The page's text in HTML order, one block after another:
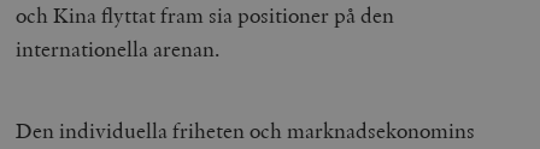
och Kina flyttat fram sia positioner på den
internationella arenan.
Den individuella friheten och marknadsekonomins